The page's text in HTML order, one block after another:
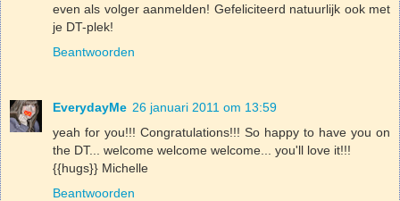
even als volger aanmelden! Gefeliciteerd natuurlijk ook met
je DT-plek!
Beantwoorden
EverydayMe 26 januari 2011 om 13:59
yeah for you!!! Congratulations!!! So happy to have you on
the DT... welcome welcome welcome... you'll love it!!!
{{hugs}} Michelle
Beantwoorden